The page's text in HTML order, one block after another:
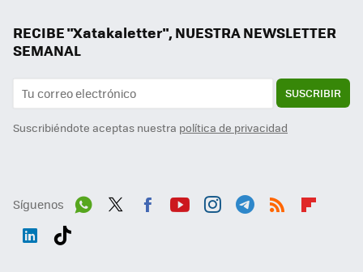
RECIBE "Xatakaletter", NUESTRA NEWSLETTER
SEMANAL
SUSCRIBIR
Suscribiéndote aceptas nuestra política de privacidad
Síguenos